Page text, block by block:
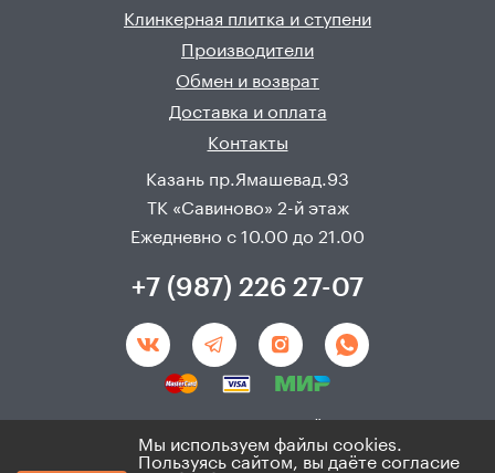
Клинкерная плитка и ступени
Производители
Обмен и возврат
Доставка и оплата
Контакты
Казань пр.Ямашевад.93
ТК «Савиново» 2-й этаж
Ежедневно с 10.00 до 21.00
+7 (987) 226 27-07
Мы используем файлы cookies.
Пользуясь сайтом, вы даёте согласие